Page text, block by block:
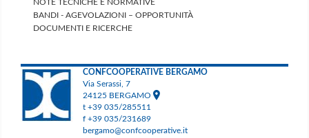
NOTE TECNICHE E NORMATIVE
BANDI - AGEVOLAZIONI – OPPORTUNITÀ
DOCUMENTI E RICERCHE
CONFCOOPERATIVE BERGAMO
Via Serassi, 7
24125 BERGAMO
t +39 035/285511
f +39 035/231689
bergamo@confcooperative.it